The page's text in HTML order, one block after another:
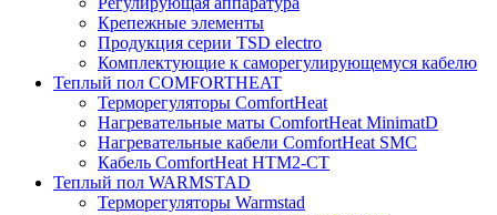
Крепежные элементы
Продукция серии TSD electro
Комплектующие к саморегулирующемуся кабелю
Теплый пол COMFORTHEAT
Терморегуляторы ComfortHeat
Нагревательные маты ComfortHeat MinimatD
Нагревательные кабели ComfortHeat SMC
Кабель ComfortHeat HTM2-CT
Теплый пол WARMSTAD
Терморегуляторы Warmstad